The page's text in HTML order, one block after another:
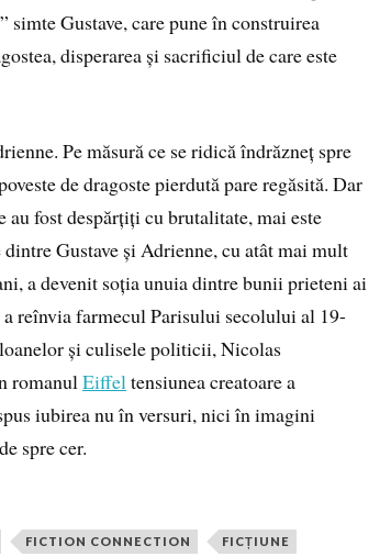
” simte Gustave, care pune în construirea
disperarea și sacrificiul de care este
Pe măsură ce se ridică îndrăzneț spre
de dragoste pierdută pare regăsită. Dar
au fost despărțiți cu brutalitate, mai este
Gustave și Adrienne, cu atât mai mult
a devenit soția unuia dintre bunii prieteni ai
reînvia farmecul Parisului secolului al 19-
și culisele politicii, Nicolas
romanulEiffeltensiunea creatoare a
iubirea nu în versuri, nici în imagini
spre cer.
FICTION CONNECTION FICȚIUNE